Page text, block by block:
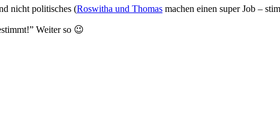
nicht politisches (Roswitha und Thomas machen einen super Job –
Weiter so 😉